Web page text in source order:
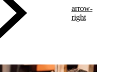
arrow-
right